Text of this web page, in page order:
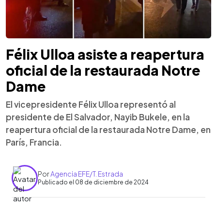
Félix Ulloa asiste a reapertura
oficial de la restaurada Notre
Dame
El vicepresidente Félix Ulloa representó al
presidente de El Salvador, Nayib Bukele, en la
reapertura oficial de la restaurada Notre Dame, en
París, Francia.
PorAgencia EFE/T. Estrada
Publicado el 08 de diciembre de 2024